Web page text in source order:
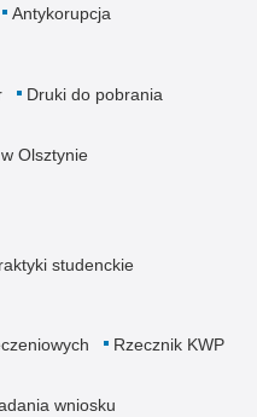
Antykorupcja
Druki do pobrania
Olsztynie
studenckie
Rzecznik KWP
wniosku